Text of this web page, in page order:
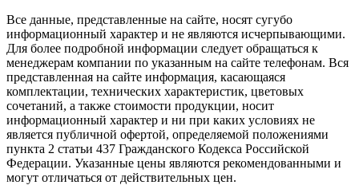
Все данные, представленные на сайте, носят сугубо
информационный характер и не являются исчерпывающими.
Для более подробной информации следует обращаться к
менеджерам компании по указанным на сайте телефонам. Вся
представленная на сайте информация, касающаяся
комплектации, технических характеристик, цветовых
сочетаний, а также стоимости продукции, носит
информационный характер и ни при каких условиях не
является публичной офертой, определяемой положениями
пункта 2 статьи 437 Гражданского Кодекса Российской
Федерации. Указанные цены являются рекомендованными и
могут отличаться от действительных цен.